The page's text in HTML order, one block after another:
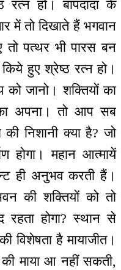
हो। बापदादा के
में तो दिखाते हैं भगवान
पत्थर भी पारस बन
हुए श्रेष्ठ रत्न हो।
को जानो। शक्तियों का
अपना। तो आप सब
निशानी क्या है? जो
होगा। महान आत्मायें
ही अनुभव करती हैं।
की शक्तियों को तो
होगा? स्थान से
विशेषता है मायाजीत।
माया आ नहीं सकती,